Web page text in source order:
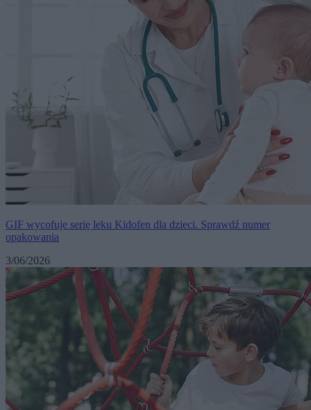
GIF wycofuje serię leku Kidofen dla dzieci. Sprawdź numer
opakowania
3/06/2026